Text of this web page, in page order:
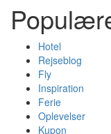
Hotel
Rejseblog
Fly
Inspiration
Ferie
Oplevelser
Kupon